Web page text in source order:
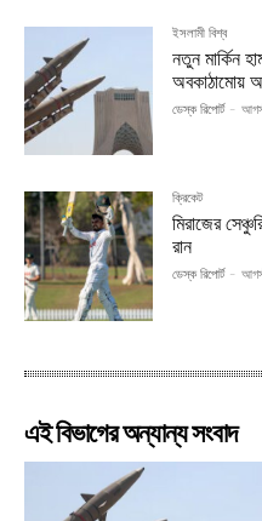
ইসলামী বিশ্ব
নতুন মার্কিন
অবকাঠামোয়
ডেস্ক রিপোর্ট -
ক্রিকেট
মিরাজের
রান
ডেস্ক রিপোর্ট -
এই বিভাগের অন্যান্য সংবাদ